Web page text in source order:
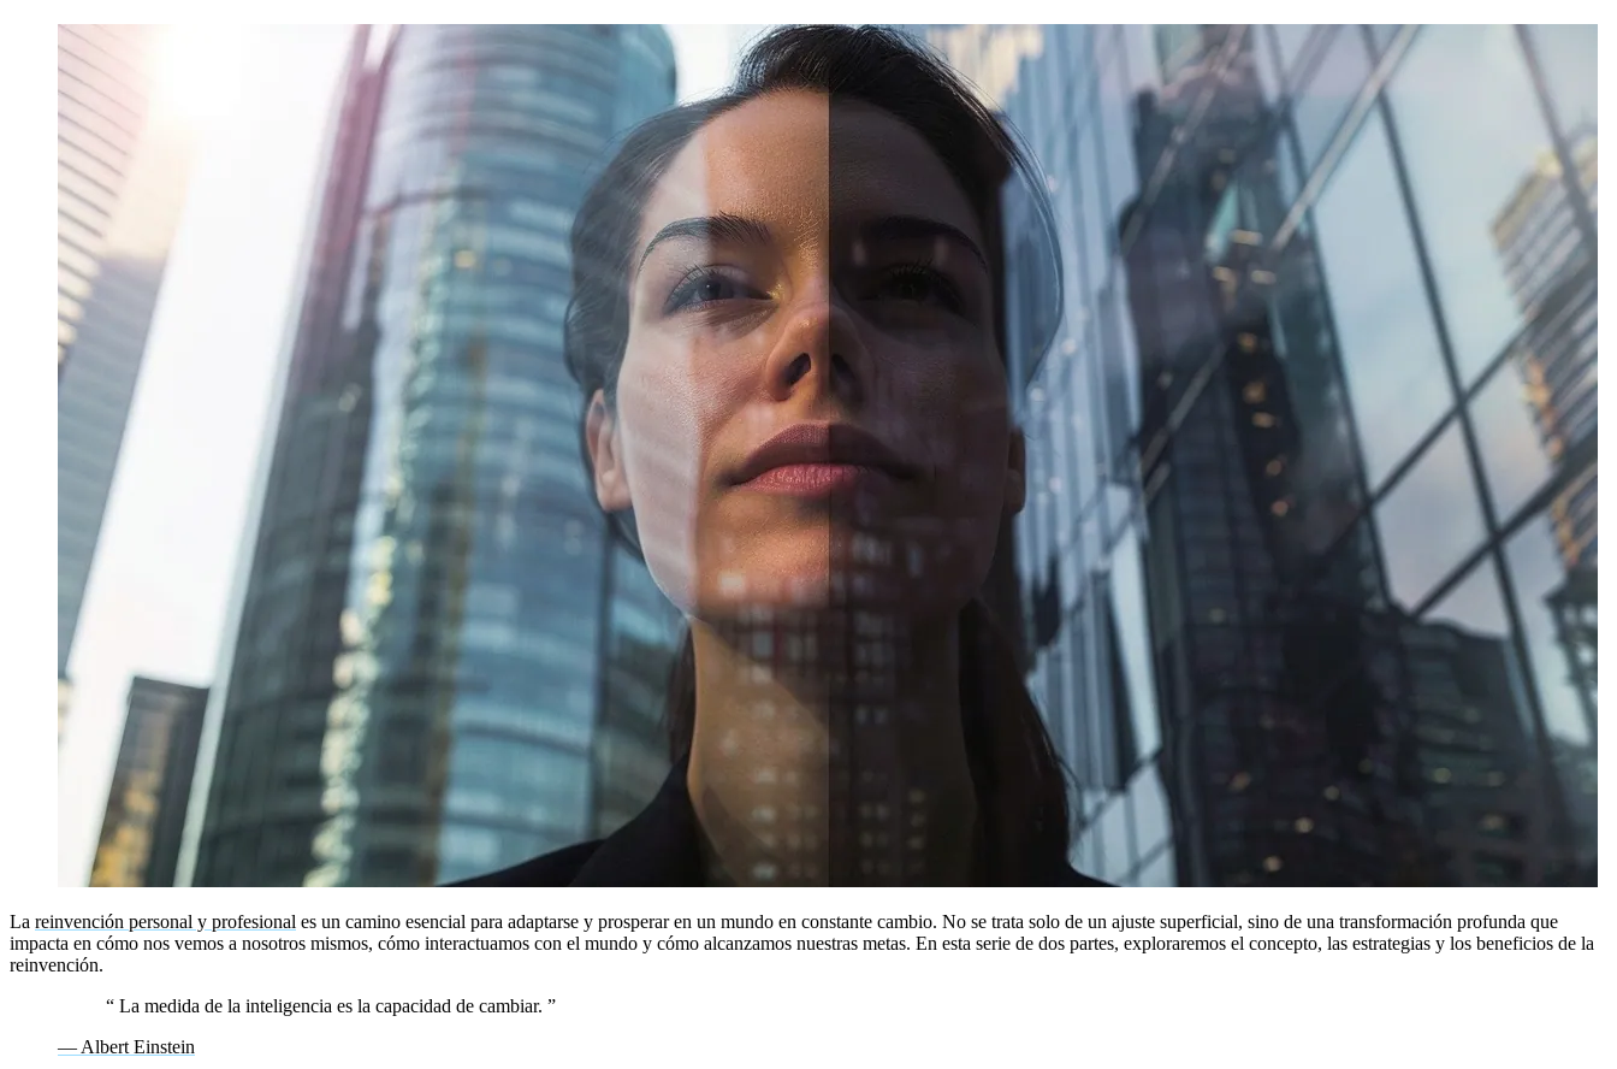
La reinvención personal y profesional es un camino esencial para adaptarse y prosperar en un mundo en constante cambio. No se trata solo de un ajuste superficial, sino de una transformación profunda que
impacta en cómo nos vemos a nosotros mismos, cómo interactuamos con el mundo y cómo alcanzamos nuestras metas. En esta serie de dos partes, exploraremos el concepto, las estrategias y los beneficios de la
reinvención.
“ La medida de la inteligencia es la capacidad de cambiar. ”
— Albert Einstein